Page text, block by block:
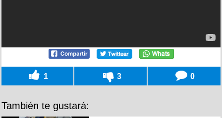
1 3 0
También te gustará: